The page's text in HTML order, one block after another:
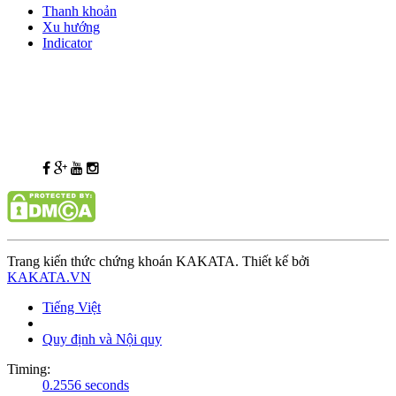
Thanh khoản
Xu hướng
Indicator
Trang kiến thức chứng khoán KAKATA. Thiết kế bởi
KAKATA.VN
Tiếng Việt
Quy định và Nội quy
Timing:
0.2556 seconds